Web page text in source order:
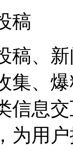
稿
稿、新
集、
信息交
为用户